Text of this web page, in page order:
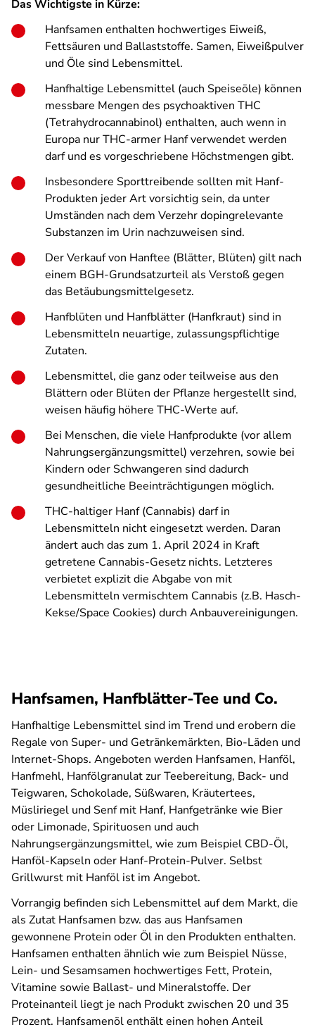
Das Wichtigste in Kürze:
Hanfsamen enthalten hochwertiges Eiweiß,
Fettsäuren und Ballaststoffe. Samen, Eiweißpulver
und Öle sind Lebensmittel.
Hanfhaltige Lebensmittel (auch Speiseöle) können
messbare Mengen des psychoaktiven THC
(Tetrahydrocannabinol) enthalten, auch wenn in
Europa nur THC-armer Hanf verwendet werden
darf und es vorgeschriebene Höchstmengen gibt.
Insbesondere Sporttreibende sollten mit Hanf-
Produkten jeder Art vorsichtig sein, da unter
Umständen nach dem Verzehr dopingrelevante
Substanzen im Urin nachzuweisen sind.
Der Verkauf von Hanftee (Blätter, Blüten) gilt nach
einem BGH-Grundsatzurteil als Verstoß gegen
das Betäubungsmittelgesetz.
Hanfblüten und Hanfblätter (Hanfkraut) sind in
Lebensmitteln neuartige, zulassungspflichtige
Zutaten.
Lebensmittel, die ganz oder teilweise aus den
Blättern oder Blüten der Pflanze hergestellt sind,
weisen häufig höhere THC-Werte auf.
Bei Menschen, die viele Hanfprodukte (vor allem
Nahrungsergänzungsmittel) verzehren, sowie bei
Kindern oder Schwangeren sind dadurch
gesundheitliche Beeinträchtigungen möglich.
THC-haltiger Hanf (Cannabis) darf in
Lebensmitteln nicht eingesetzt werden. Daran
ändert auch das zum 1. April 2024 in Kraft
getretene Cannabis-Gesetz nichts. Letzteres
verbietet explizit die Abgabe von mit
Lebensmitteln vermischtem Cannabis (z.B. Hasch-
Kekse/Space Cookies) durch Anbauvereinigungen.
Hanfsamen, Hanfblätter-Tee und Co.
Hanfhaltige Lebensmittel sind im Trend und erobern die
Regale von Super- und Getränkemärkten, Bio-Läden und
Internet-Shops. Angeboten werden Hanfsamen, Hanföl,
Hanfmehl, Hanfölgranulat zur Teebereitung, Back- und
Teigwaren, Schokolade, Süßwaren, Kräutertees,
Müsliriegel und Senf mit Hanf, Hanfgetränke wie Bier
oder Limonade, Spirituosen und auch
Nahrungsergänzungsmittel, wie zum Beispiel CBD-Öl,
Hanföl-Kapseln oder Hanf-Protein-Pulver. Selbst
Grillwurst mit Hanföl ist im Angebot.
Vorrangig befinden sich Lebensmittel auf dem Markt, die
als Zutat Hanfsamen bzw. das aus Hanfsamen
gewonnene Protein oder Öl in den Produkten enthalten.
Hanfsamen enthalten ähnlich wie zum Beispiel Nüsse,
Lein- und Sesamsamen hochwertiges Fett, Protein,
Vitamine sowie Ballast- und Mineralstoffe. Der
Proteinanteil liegt je nach Produkt zwischen 20 und 35
Prozent. Hanfsamenöl enthält einen hohen Anteil